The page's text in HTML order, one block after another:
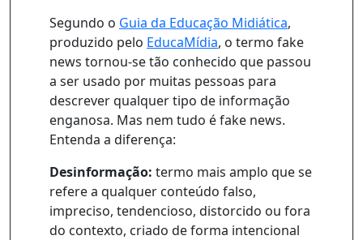
Segundo o Guia da Educação Midiática,
produzido pelo EducaMídia, o termo fake
news tornou-se tão conhecido que passou
a ser usado por muitas pessoas para
descrever qualquer tipo de informação
enganosa. Mas nem tudo é fake news.
Entenda a diferença:
Desinformação: termo mais amplo que se
refere a qualquer conteúdo falso,
impreciso, tendencioso, distorcido ou fora
do contexto, criado de forma intencional